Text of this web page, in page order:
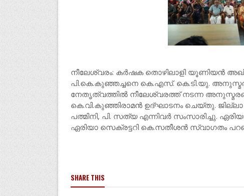
നീലേശ്വരം: കർഷക തൊഴിലാളി യൂണിയൻ
പി.കെ.കുഞ്ഞച്ചനെ കെ.എസ്. കെ.ടി.യു.
നേതൃത്വത്തിൽ നീലേശ്വരത്ത് നടന്ന
കെ.വി.കുഞ്ഞിരാമൻ ഉദ്ഘാടനം ചെയ്തു. ജില്ലാ
പത്മിനി, പി. സത്യ എന്നിവർ സംസാരിച്ചു.
ഏരിയാ സെക്രട്ടറി കെ.സതീശൻ സ്വാഗതം
SHARE THIS